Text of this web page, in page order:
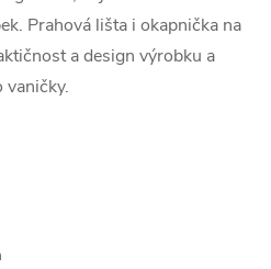
Prahová lišta i okapnička na
a design výrobku a